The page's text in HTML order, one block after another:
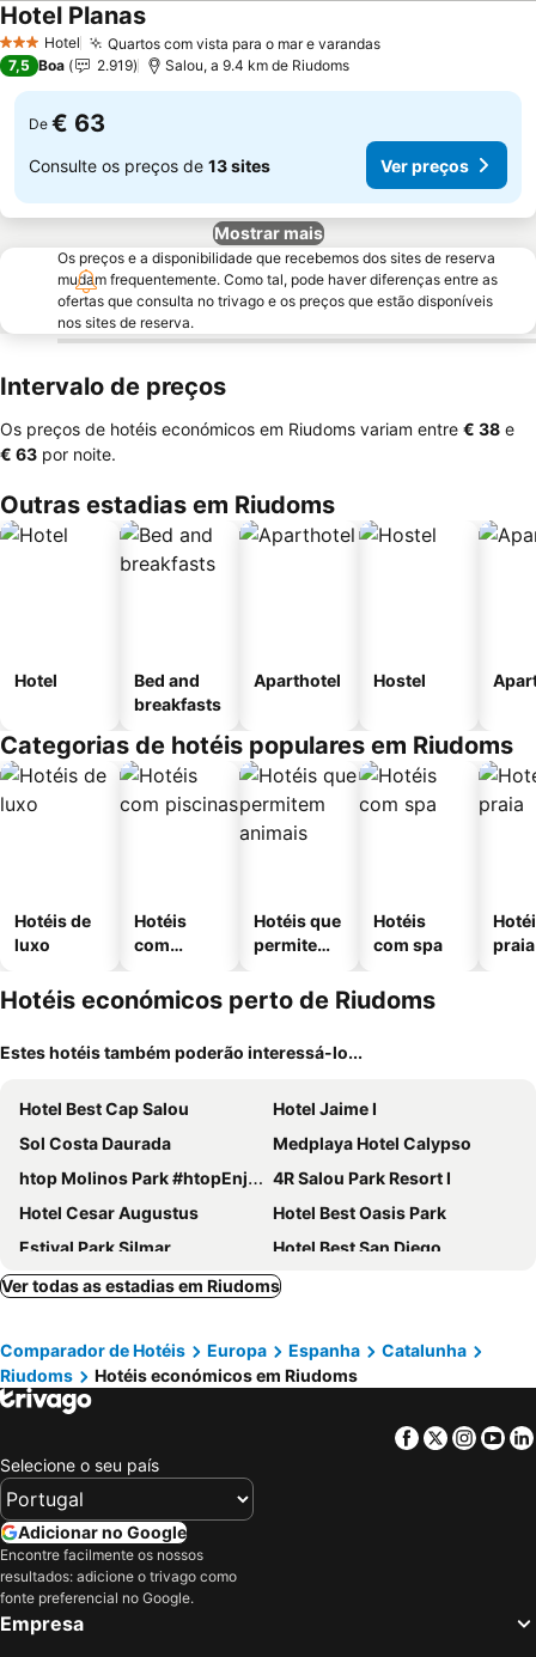
3 EstrelasHotel Quartos com vista para o mar e varandasVer preços
Hotel PlanasVer preços
7,5 Boa 2.919 Salou, a 9.4 km de Riudoms
De € 63
Consulte os preços de 13 sites Ver preços
Mostrar mais
Os preços e a disponibilidade que recebemos dos sites de reserva
mudam frequentemente. Como tal, pode haver diferenças entre as
ofertas que consulta no trivago e os preços que estão disponíveis
nos sites de reserva.
Intervalo de preços
Os preços de hotéis económicos em Riudoms variam entre ‎€ 38 e
‎€ 63 por noite.
Outras estadias em Riudoms
Hotel
Bed and
breakfasts
Aparthotel Hostel
Categorias de hotéis populares em Riudoms
Hotéis de
luxo
Hotéis
com
Hotéis que
permitem
Hotéis
com spa
praia
Hotéis económicos perto de Riudoms
Estes hotéis também poderão interessá-lo...
Hotel Best Cap Salou
Hotel Jaime I
Sol Costa Daurada
Medplaya Hotel Calypso
htop Molinos Park #htopEnjoy
4R Salou Park Resort I
Hotel Cesar Augustus
Hotel Best Oasis Park
Estival Park Silmar
Hotel Best San Diego
Hotel Best Los Angeles
4R Playa Park
Hotel Best Negresco
Hotel Salou Sunset - Adults Recommended - by Pierre & Vacances
Hotel Palas Pineda
Hotel Salou Beach Rentalmar
Hotel Best Sol d'Or
PortAventura Hotel PortAventura
Hotel Santa Monica Playa
Hotel Best Punta Dorada
Blaumar Hotel
Hotel Best Mediterraneo
Hotel Best San Francisco
Hotel Best Cambrils
Ver todas as estadias em Riudoms
Comparador de Hotéis Europa Espanha
Catalunha
Riudoms
Hotéis económicos em Riudoms
Facebook
Twitter
Selecione o seu país
Adicionar no Google
Encontre facilmente os nossos
resultados: adicione o trivago como
fonte preferencial no Google.
Empresa